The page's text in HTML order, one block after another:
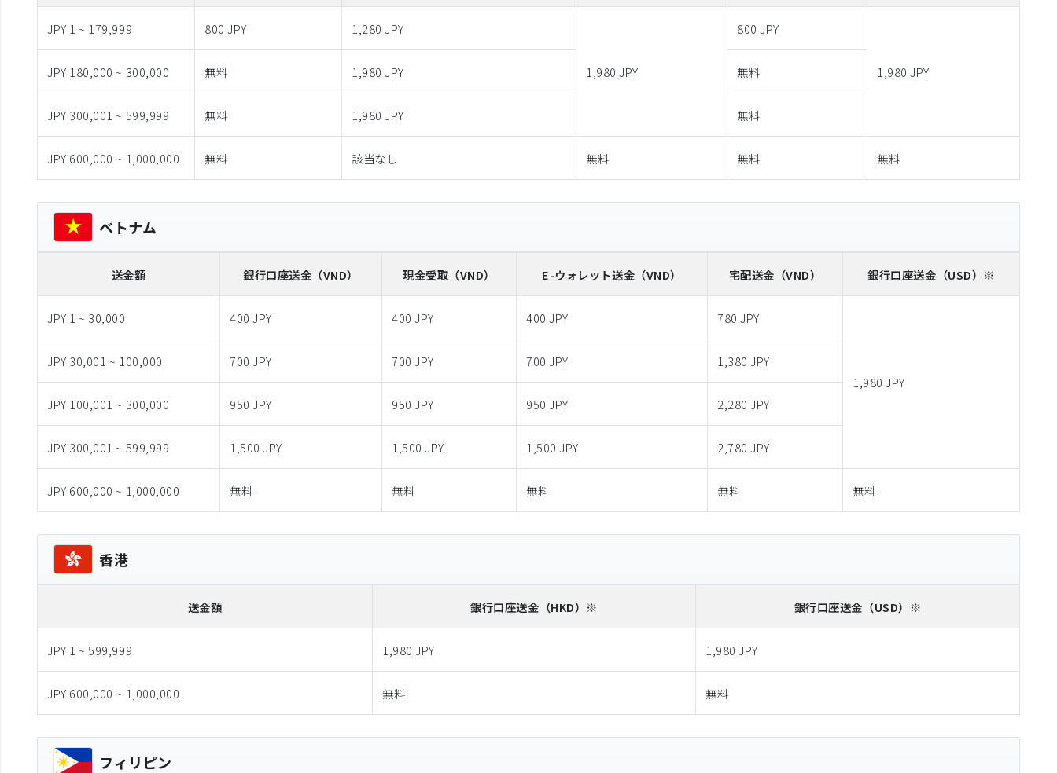
JPY 1 ~ 179,999 800 JPY 1,280 JPY
1,980 JPY
800 JPY
1,980 JPY
JPY 180,000 ~ 300,000 無料 1,980 JPY 無料
JPY 300,001 ~ 599,999 無料 1,980 JPY 無料
JPY 600,000 ~ 1,000,000 無料 該当なし 無料 無料 無料
ベトナム
送金額 銀行口座送金 （VND） 現金受取 （VND） E-ウォレット送金 （VND） 宅配送金 （VND） 銀行口座送金 （USD）※
JPY 1 ~ 30,000 400 JPY 400 JPY 400 JPY 780 JPY
1,980 JPY
JPY 30,001 ~ 100,000 700 JPY 700 JPY 700 JPY 1,380 JPY
JPY 100,001 ~ 300,000 950 JPY 950 JPY 950 JPY 2,280 JPY
JPY 300,001 ~ 599,999 1,500 JPY 1,500 JPY 1,500 JPY 2,780 JPY
JPY 600,000 ~ 1,000,000 無料 無料 無料 無料 無料
香港
送金額 銀行口座送金 （HKD）※ 銀行口座送金 （USD）※
JPY 1 ~ 599,999 1,980 JPY 1,980 JPY
JPY 600,000 ~ 1,000,000 無料 無料
フィリピン